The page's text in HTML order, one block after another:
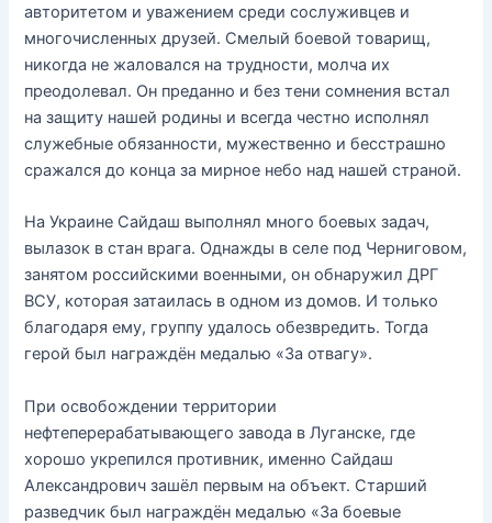
авторитетом и уважением среди сослуживцев и
многочисленных друзей. Смелый боевой товарищ,
никогда не жаловался на трудности, молча их
преодолевал. Он преданно и без тени сомнения встал
на защиту нашей родины и всегда честно исполнял
служебные обязанности, мужественно и бесстрашно
сражался до конца за мирное небо над нашей страной.
На Украине Сайдаш выполнял много боевых задач,
вылазок в стан врага. Однажды в селе под Черниговом,
занятом российскими военными, он обнаружил ДРГ
ВСУ, которая затаилась в одном из домов. И только
благодаря ему, группу удалось обезвредить. Тогда
герой был награждён медалью «За отвагу».
При освобождении территории
нефтеперерабатывающего завода в Луганске, где
хорошо укрепился противник, именно Сайдаш
Александрович зашёл первым на объект. Старший
разведчик был награждён медалью «За боевые